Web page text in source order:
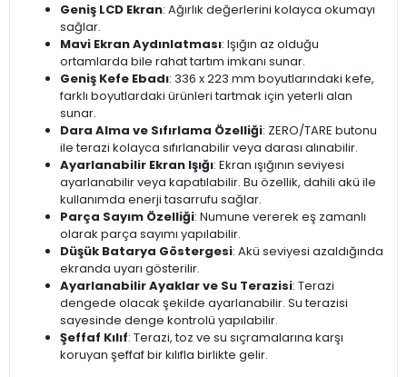
Geniş LCD Ekran: Ağırlık değerlerini kolayca okumayı
sağlar.
Mavi Ekran Aydınlatması: Işığın az olduğu
ortamlarda bile rahat tartım imkanı sunar.
Geniş Kefe Ebadı: 336 x 223 mm boyutlarındaki kefe,
farklı boyutlardaki ürünleri tartmak için yeterli alan
sunar.
Dara Alma ve Sıfırlama Özelliği: ZERO/TARE butonu
ile terazi kolayca sıfırlanabilir veya darası alınabilir.
Ayarlanabilir Ekran Işığı: Ekran ışığının seviyesi
ayarlanabilir veya kapatılabilir. Bu özellik, dahili akü ile
kullanımda enerji tasarrufu sağlar.
Parça Sayım Özelliği: Numune vererek eş zamanlı
olarak parça sayımı yapılabilir.
Düşük Batarya Göstergesi: Akü seviyesi azaldığında
ekranda uyarı gösterilir.
Ayarlanabilir Ayaklar ve Su Terazisi: Terazi
dengede olacak şekilde ayarlanabilir. Su terazisi
sayesinde denge kontrolü yapılabilir.
Şeffaf Kılıf: Terazi, toz ve su sıçramalarına karşı
koruyan şeffaf bir kılıfla birlikte gelir.